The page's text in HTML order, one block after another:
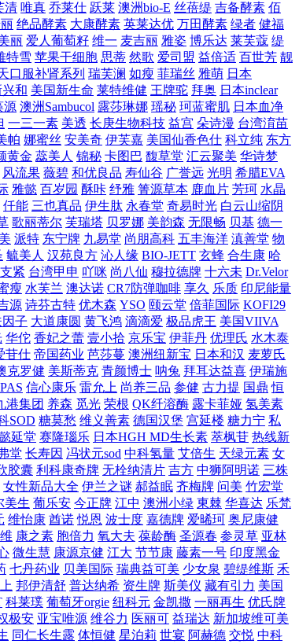
清 唯真 乔莱仕 跃莱 澳洲bio-E 丝蓓缇 吉备酵素 佰
绝品酵素 大康酵素 英莱达优 万田酵素 绿者 健福
丽 爱人葡萄籽 维一 麦吉丽 雅姿 博乐达 莱芙蔻 缇
特雪 苹果干细胞 思蒂 然歌 爱司盟 益倍适 百世芳 靓
口服补肾系列 瑞芙澜 如瘦 菲瑞丝 雅萌 日本
兴和 美国新生命 莱特维健 王牌驼 拜奥 日本inclear
源 澳洲Sambucol 露莎琳娜 瑶秘 珂蓝蜜肌 日本血净
一三一素 美透 长庚生物科技 益宫 朵诗漫 台湾淯苗
帕 娜蜜丝 安美奇 伊芙嘉 美国仙香色仕 科立纯 东方
黄金 蕊美人 锦秘 卡图巴 馥草堂 汇云聚美 华诗梦
风流果 薇碧 和优良品 寿仙谷 广誉远 光明 希腊EVA
雅懿 百岁园 酥咔 纾雅 箐源草本 鹿血片 芳珂 水晶
仟能 三也真品 伊生肽 永春堂 奇易时光 白云山缩阴
歌丽蒂尔 芙瑞塔 贝罗娜 美韵森 无限畅 贝基 德一
派特 东宁牌 九易堂 尚朋高科 五丰海洋 滇善堂 物
毓美人 汉苑良方 沁人缘 BIO-JETT 玄蜂 合生康 哈
紧 台湾甲申 吖咪 尚八仙 穆拉德牌 十六未 Dr.Velor
瘦 水芙兰 澳达诺 CR7防弹咖啡 享久 乐质 印尼能量
源 诗芬古特 优木森 YSO 颐云堂 倍菲国际 KOFI29
子 大道康圆 黄飞鸿 滴滴爱 极品虎王 美国VIIVA
华佗 香妃之蕾 壹小拾 京乐宝 伊菲丹 优理氏 水木泰
苷仕 帝国药业 芭莎蔓 澳洲纽新宝 日本和汉 麦萝氏
克罗健 美斯蒂克 青颜博士 呐兔 拜耳达益喜 伊瑞施
信心康乐 雷允上 尚养三品 参健 古力提 国鼎 恒
港集团 养森 觅光 荣根 QK纤溶酶 露卡菲娅 氢美素
SOD 糖莫愁 维义善素 德国汉堡 宫延楼 糖力宁 私
延堂 赛隆瑙乐 日本HGH MD生长素 萃枫苷 热线新
堂 长寿因 冯状元sod 中科氢量 艾倍生 天绿元素 女
胶囊 利科康奇牌 无栓纳清片 吉方 中狮阿明诺 三株
女性新品大全 伊兰之谜 郝益眠 齐梅牌 问美 竹宏堂
美生 葡乐安 今正牌 江中 澳洲小绿 東棘 华喜达 乐梵
维怡康 酋诺 悦恩 波士度 嘉德牌 爱晞珂 奥尼康健
康之素 胞倍力 氧大夫 葆龄酶 圣源春 参灵草 亚林
微生慧 康源京健 江大 节节康 藤素一号 印度黑金
七丹药业 贝美国际 瑞典益可美 少女泉 碧缇维斯 禾
邦伊清舒 普达纳希 资生牌 斯美仪 藏有引力 美国
科莱璞 葡萄牙orgie 纽科元 金凯撒 一丽再生 优氏牌
极安 亚宝唯源 维谷力 医丽可 益瑞达 新加坡维可美
同仁长生露 体恒健 星泊莉 世宴 阿赫德 交悦 中科